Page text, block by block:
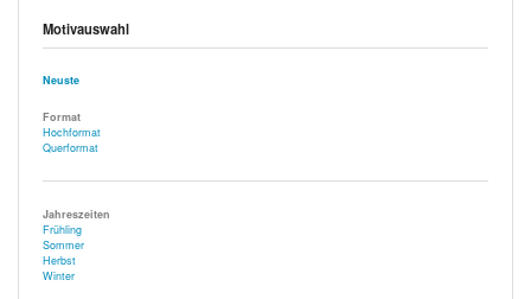
Motivauswahl
Neuste
Format
Hochformat
Querformat
Jahreszeiten
Frühling
Sommer
Herbst
Winter